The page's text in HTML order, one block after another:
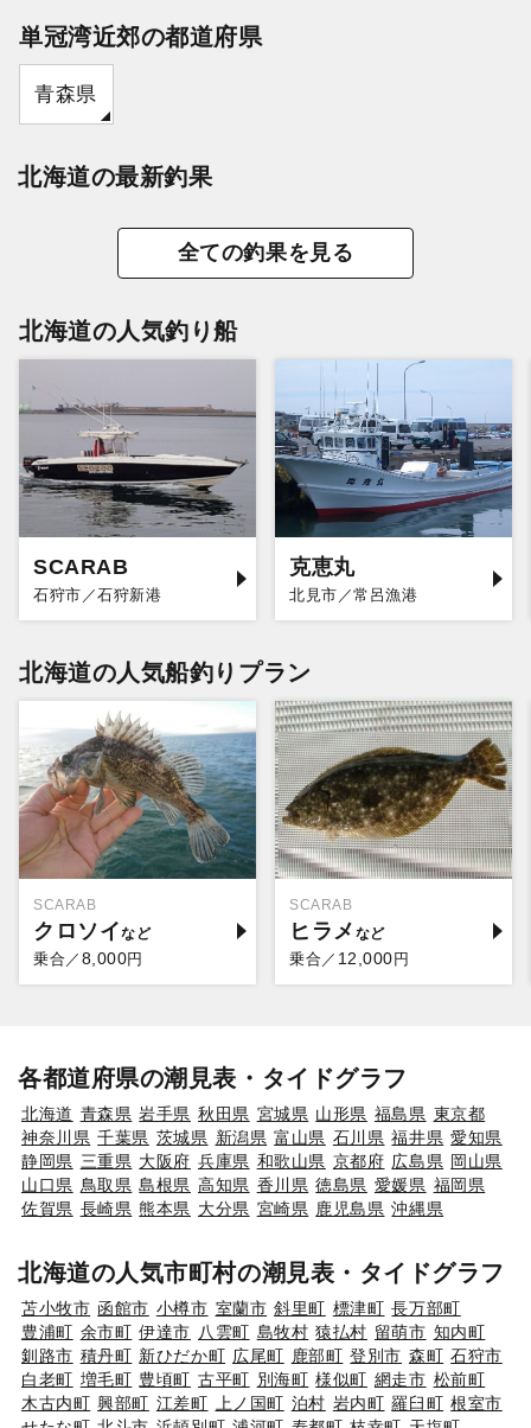
単冠湾近郊の都道府県
青森県
北海道の最新釣果
全ての釣果を見る
北海道の人気釣り船
SCARAB
石狩市／石狩新港
克恵丸
北見市／常呂漁港
北海道の人気船釣りプラン
SCARAB
クロソイ
乗合／ 8,000円
SCARAB
ヒラメ
乗合／ 12,000円
各都道府県の潮見表・タイドグラフ
北海道 青森県 岩手県 秋田県 宮城県 山形県 福島県 東京都
神奈川県 千葉県 茨城県 新潟県 富山県 石川県 福井県 愛知県
静岡県 三重県 大阪府 兵庫県 和歌山県 京都府 広島県 岡山県
山口県 鳥取県 島根県 高知県 香川県 徳島県 愛媛県 福岡県
佐賀県 長崎県 熊本県 大分県 宮崎県 鹿児島県 沖縄県
北海道の人気市町村の潮見表・タイドグラフ
苫小牧市 函館市 小樽市 室蘭市 斜里町 標津町 長万部町
豊浦町 余市町 伊達市 八雲町 島牧村 猿払村 留萌市 知内町
釧路市 積丹町 新ひだか町 広尾町 鹿部町 登別市 森町 石狩市
白老町 増毛町 豊頃町 古平町 別海町 様似町 網走市 松前町
木古内町 興部町 江差町 上ノ国町 泊村 岩内町 羅臼町 根室市